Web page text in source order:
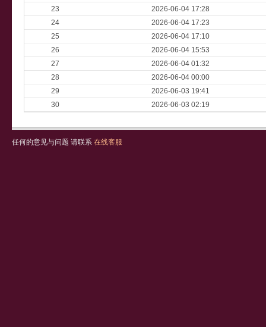
23
2026-06-04 17:28
24
2026-06-04 17:23
25
2026-06-04 17:10
26
2026-06-04 15:53
27
2026-06-04 01:32
28
2026-06-04 00:00
29
2026-06-03 19:41
30
2026-06-03 02:19
任何的意见与问题 请联系 在线客服